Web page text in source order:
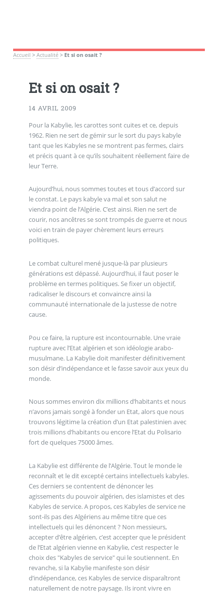
Accueil > Actualité> Et si on osait ?
Et si on osait ?
14 AVRIL 2009
Pour la Kabylie, les carottes sont cuites et ce, depuis
1962. Rien ne sert de gémir sur le sort du pays kabyle
tant que les Kabyles ne se montrent pas fermes, clairs
et précis quant à ce qu’ils souhaitent réellement faire de
leur Terre.
Aujourd’hui, nous sommes toutes et tous d’accord sur
le constat. Le pays kabyle va mal et son salut ne
viendra point de l’Algérie. C’est ainsi. Rien ne sert de
courir, nos ancêtres se sont trompés de guerre et nous
voici en train de payer chèrement leurs erreurs
politiques.
Le combat culturel mené jusque-là par plusieurs
générations est dépassé. Aujourd’hui, il faut poser le
problème en termes politiques. Se fixer un objectif,
radicaliser le discours et convaincre ainsi la
communauté internationale de la justesse de notre
cause.
Pou ce faire, la rupture est incontournable. Une vraie
rupture avec l’Etat algérien et son idéologie arabo-
musulmane. La Kabylie doit manifester définitivement
son désir d’indépendance et le fasse savoir aux yeux du
monde.
Nous sommes environ dix millions d’habitants et nous
n’avons jamais songé à fonder un Etat, alors que nous
trouvons légitime la création d’un Etat palestinien avec
trois millions d’habitants ou encore l’Etat du Polisario
fort de quelques 75000 âmes.
La Kabylie est différente de l’Algérie. Tout le monde le
reconnaît et le dit excepté certains intellectuels kabyles.
Ces derniers se contentent de dénoncer les
agissements du pouvoir algérien, des islamistes et des
Kabyles de service. A propos, ces Kabyles de service ne
sont-ils pas des Algériens au même titre que ces
intellectuels qui les dénoncent ? Non messieurs,
accepter d’être algérien, c’est accepter que le président
de l’Etat algérien vienne en Kabylie, c’est respecter le
choix des "Kabyles de service" qui le soutiennent. En
revanche, si la Kabylie manifeste son désir
d’indépendance, ces Kabyles de service disparaîtront
naturellement de notre paysage. Ils iront vivre en